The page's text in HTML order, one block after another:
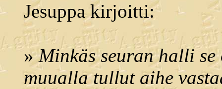
Jesuppa kirjoitti:
»Minkäs seuran halli
muualla tullut aihe